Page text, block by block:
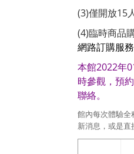
(3)僅開放15
(4)臨時商品
網路訂購服務
本館2022年
時參觀，預
聯絡。
館內每次體驗全
新消息，或是直